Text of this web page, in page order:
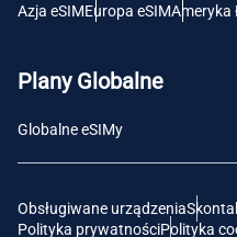
Azja eSIMEuropa eSIMAmeryka
Plany Globalne
Globalne eSIMy
Obsługiwane urządzenia
Polityka prywatnościPolityka